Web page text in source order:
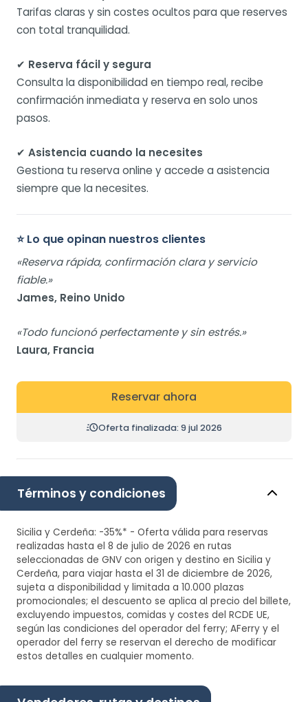
Tarifas claras y sin costes ocultos para que reserves
con total tranquilidad.
✔ Reserva fácil y segura
Consulta la disponibilidad en tiempo real, recibe
confirmación inmediata y reserva en solo unos
pasos.
✔ Asistencia cuando la necesites
Gestiona tu reserva online y accede a asistencia
siempre que la necesites.
⭐ Lo que opinan nuestros clientes
«Reserva rápida, confirmación clara y servicio
fiable.»
James, Reino Unido
«Todo funcionó perfectamente y sin estrés.»
Laura, Francia
Reservar ahora
Oferta finalizada: 9 jul 2026
Términos y condiciones
Sicilia y Cerdeña: -35%* - Oferta válida para reservas
realizadas hasta el 8 de julio de 2026 en rutas
seleccionadas de GNV con origen y destino en Sicilia y
Cerdeña, para viajar hasta el 31 de diciembre de 2026,
sujeta a disponibilidad y limitada a 10.000 plazas
promocionales; el descuento se aplica al precio del billete,
excluyendo impuestos, comidas y costes del RCDE UE,
según las condiciones del operador del ferry; AFerry y el
operador del ferry se reservan el derecho de modificar
estos detalles en cualquier momento.